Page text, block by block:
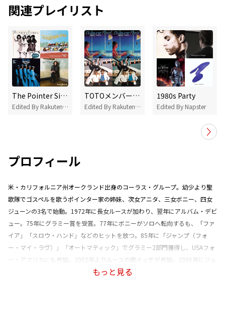
関連プレイリスト
The Pointer Sistersが気になるあなたにオススメの曲
Edited By Rakuten Music
TOTOメンバーが参加してる楽曲
Edited By Rakuten Music
1980s Party
Edited By Napster
プロフィール
米・カリフォルニア州オークランド出身のコーラス・グループ。幼少より聖
歌隊でゴスペルを歌うポインター家の姉妹、次女アニタ、三女ボニー、四女
ジューンの3名で始動。1972年に長女ルースが加わり、翌年にアルバム・デビ
ュー。75年にグラミー賞を受賞。77年にボニーがソロへ転向するも、「ファ
イア」「スロウ・ハンド」などのヒットを放つ。85年に「ジャンプ（フォ
ー・マイ・ラヴ）」「オートマティック」でグラミー2部門獲得し、USAフォ
ー・アフリカにも参加。2002年よりルースの娘イッサが参加。2006年にジュ
ーンが死去し、2009年よりルースの孫サダコが加入。アニタが離れた2015年
もっと見る